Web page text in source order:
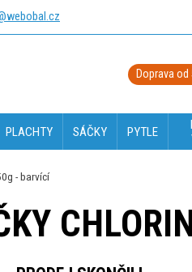
Doprava od
PLACHTY SÁČKY PYTLE
- barvící